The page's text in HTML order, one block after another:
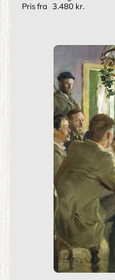
Pris fra 3.480 kr.